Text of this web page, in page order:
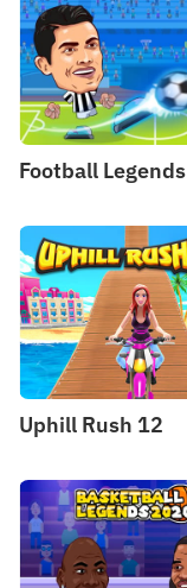
Football Legends
Uphill Rush 12